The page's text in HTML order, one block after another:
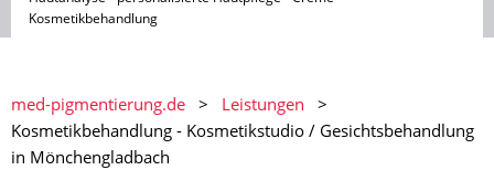
Kosmetikbehandlung
med-pigmentierung.de
Leistungen
Kosmetikbehandlung - Kosmetikstudio / Gesichtsbehandlung
in Mönchengladbach